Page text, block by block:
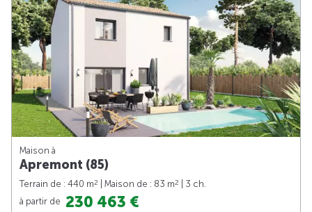
Maison à
Apremont (85)
Terrain de : 440 m2 | Maison de : 83 m2
| 3 ch.
à partir de 230 463 €